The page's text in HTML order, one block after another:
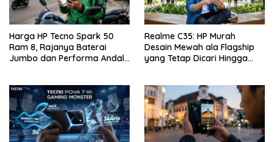
Harga HP Tecno Spark 50
Ram 8, Rajanya Baterai
Jumbo dan Performa Andal
Realme C35: HP Murah
Desain Mewah ala Flagship
yang Tetap Dicari Hingga